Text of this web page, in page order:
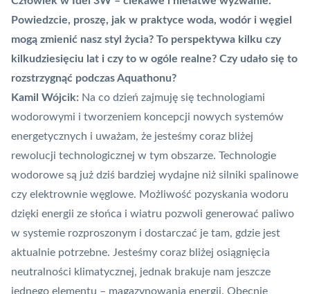
Powiedzcie, proszę, jak w praktyce woda, wodór i węgiel
mogą zmienić nasz styl życia? To perspektywa kilku czy
kilkudziesięciu lat i czy to w ogóle realne? Czy udało się to
rozstrzygnąć podczas Aquathonu?
Kamil Wójcik: Na co dzień zajmuję się technologiami
wodorowymi i tworzeniem koncepcji nowych systemów
energetycznych i uważam, że jesteśmy coraz bliżej
rewolucji technologicznej w tym obszarze. Technologie
wodorowe są już dziś bardziej wydajne niż silniki spalinowe
czy elektrownie węglowe. Możliwość pozyskania wodoru
dzięki energii ze słońca i wiatru pozwoli generować paliwo
w systemie rozproszonym i dostarczać je tam, gdzie jest
aktualnie potrzebne. Jesteśmy coraz bliżej osiągnięcia
neutralności klimatycznej, jednak brakuje nam jeszcze
jednego elementu – magazynowania energii. Obecnie